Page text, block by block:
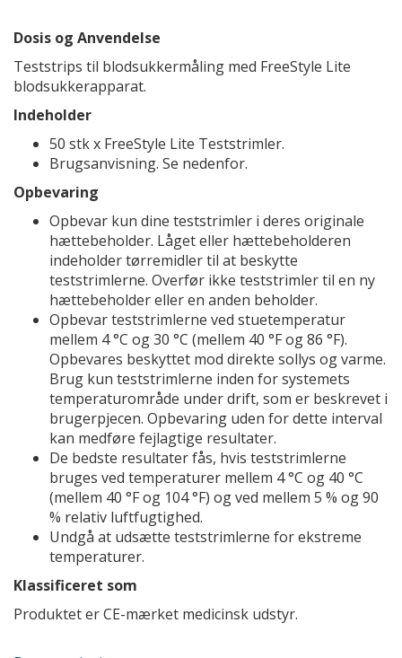
Dosis og Anvendelse
Teststrips til blodsukkermåling med FreeStyle Lite
blodsukkerapparat.
Indeholder
50 stk x FreeStyle Lite Teststrimler.
Brugsanvisning. Se nedenfor.
Opbevaring
Opbevar kun dine teststrimler i deres originale
hættebeholder. Låget eller hættebeholderen
indeholder tørremidler til at beskytte
teststrimlerne. Overfør ikke teststrimler til en ny
hættebeholder eller en anden beholder.
Opbevar teststrimlerne ved stuetemperatur
mellem 4 °C og 30 °C (mellem 40 °F og 86 °F).
Opbevares beskyttet mod direkte sollys og varme.
Brug kun teststrimlerne inden for systemets
temperaturområde under drift, som er beskrevet i
brugerpjecen. Opbevaring uden for dette interval
kan medføre fejlagtige resultater.
De bedste resultater fås, hvis teststrimlerne
bruges ved temperaturer mellem 4 °C og 40 °C
(mellem 40 °F og 104 °F) og ved mellem 5 % og 90
% relativ luftfugtighed.
Undgå at udsætte teststrimlerne for ekstreme
temperaturer.
Klassificeret som
Produktet er CE-mærket medicinsk udstyr.